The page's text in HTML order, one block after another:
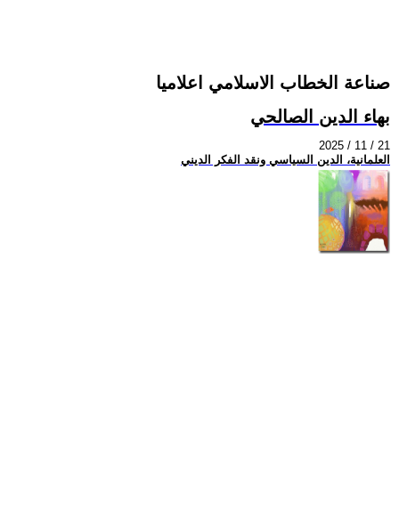
صناعة الخطاب الاسلامي اعلاميا
بهاء الدين الصالحي
2025 / 11 / 21
العلمانية، الدين السياسي ونقد الفكر الديني